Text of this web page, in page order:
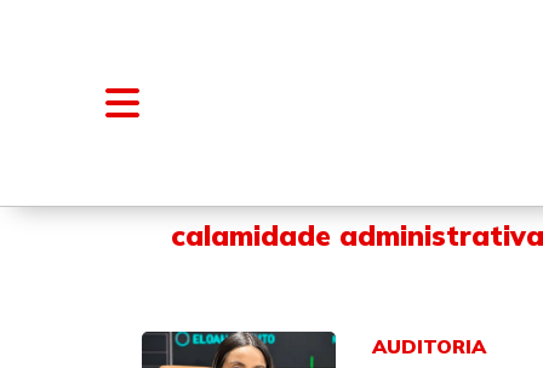
calamidade administrativa
AUDITORIA